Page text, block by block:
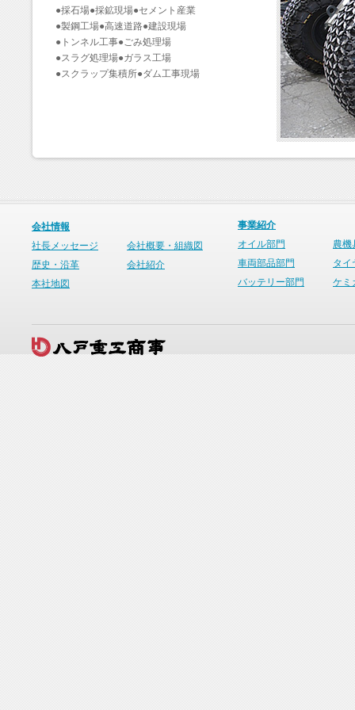
●採石場●採鉱現場●セメント産業
●製鋼工場●高速道路●建設現場
●トンネル工事●ごみ処理場
●スラグ処理場●ガラス工場
●スクラップ集積所●ダム工事現場
会社情報
社長メッセージ
会社概要・組織図
歴史・沿革
会社紹介
本社地図
事業紹介
オイル部門
農機
車両部品部門
タイ
バッテリー部門
ケミ